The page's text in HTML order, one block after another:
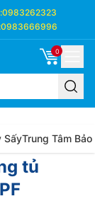
0983262323
0983666996
0
SấyTrung Tâm Bảo
tủ